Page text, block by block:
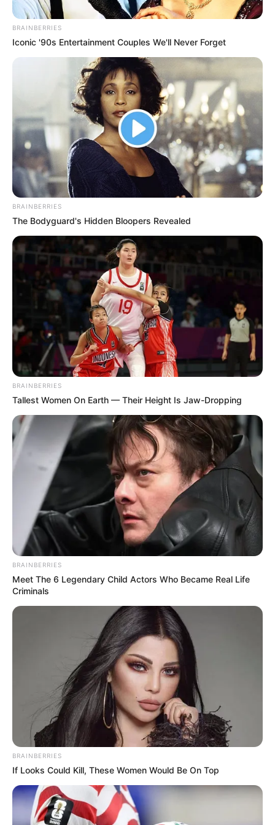
PostedFriss hírek
🚦 Változnak a KRESZ szabályai:
Matricával kell jelezni, ha idős
sofőr ül a volánnál!
bySzerző December 4, 2025
Nehéz lesz megszokni…
BRAINBERRIES
Iconic '90s Entertainment Couples We'll Never Forget
BRAINBERRIES
The Bodyguard's Hidden Bloopers Revealed
BRAINBERRIES
Tallest Women On Earth — Their Height Is Jaw-Dropping
BRAINBERRIES
Meet The 6 Legendary Child Actors Who Became Real Life
Criminals
BRAINBERRIES
If Looks Could Kill, These Women Would Be On Top